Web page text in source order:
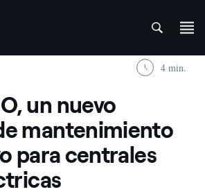
4 min.
un nuevo
mantenimiento
para centrales